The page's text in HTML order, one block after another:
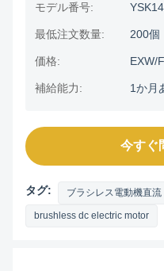
モデル番号:
最低注文数量: 200個
価格: EXW/
補給能力: 1か月
今すぐ
タグ: ブラシレス電動機直流
brushless dc electric motor